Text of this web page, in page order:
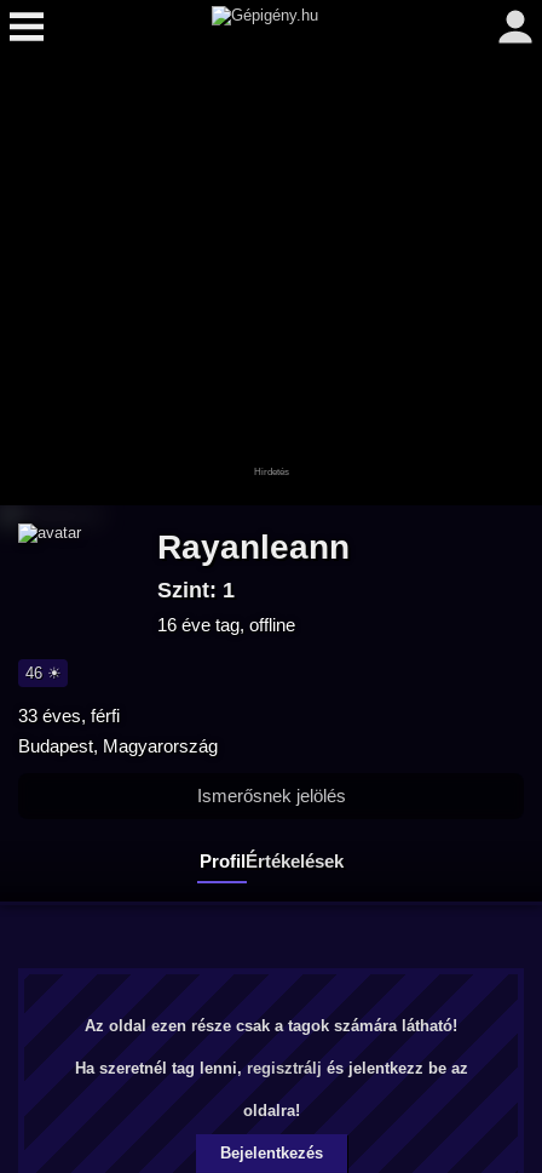
Rayanleann
Szint: 1
16 éve tag, offline
46 ☀
33 éves, férfi
Budapest, Magyarország
ProfilÉrtékelések
Ismerősnek jelölés
Az oldal ezen része csak a tagok számára látható!
Ha szeretnél tag lenni, regisztrálj és jelentkezz be az
oldalra!
Bejelentkezés